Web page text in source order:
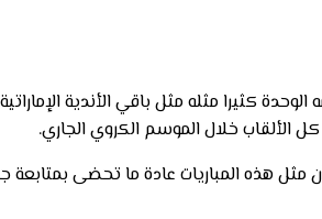
كثيرا مثله مثل باقي الأندية الإماراتية
الألقاب خلال الموسم الكروي الجاري.
هذه المباريات عادة ما تحضى بمتابعة